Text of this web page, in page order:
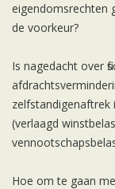
eigendomsrechten
de voorkeur?
Is nagedacht over
(verlaagd
Hoe om te gaan